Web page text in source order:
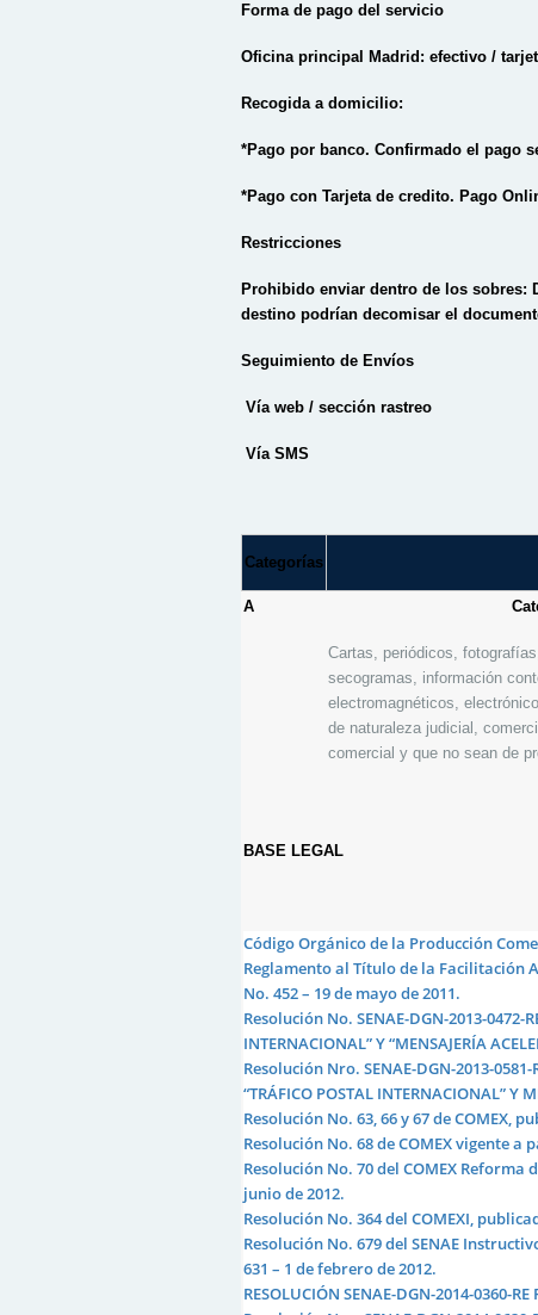
Forma de pago del servicio
Oficina principal Madrid: efectivo /
Recogida a domicilio:
*Pago por banco. Confirmado el pago
*Pago con Tarjeta de credito. Pago
Restricciones
Prohibido enviar dentro de los sobres:
destino podrían decomisar el
Seguimiento de Envíos
Vía web / sección rastreo
Vía SMS
Categorías
A
Cartas, periódicos,
secogramas, información
electromagnéticos,
de naturaleza judicial,
comercial y que no sean de
BASE LEGAL
Código Orgánico de la Producción
Reglamento al Título de la Facilitación
No. 452 – 19 de mayo de 2011.
Resolución No. SENAE-DGN-2013-0472-
INTERNACIONAL” Y “MENSAJERÍA
Resolución Nro. SENAE-DGN-2013-0581-
“TRÁFICO POSTAL INTERNACIONAL” Y
Resolución No. 63, 66 y 67 de COMEX,
Resolución No. 68 de COMEX vigente a
Resolución No. 70 del COMEX Reforma
junio de 2012.
Resolución No. 364 del COMEXI,
Resolución No. 679 del SENAE
631 – 1 de febrero de 2012.
RESOLUCIÓN SENAE-DGN-2014-0360-